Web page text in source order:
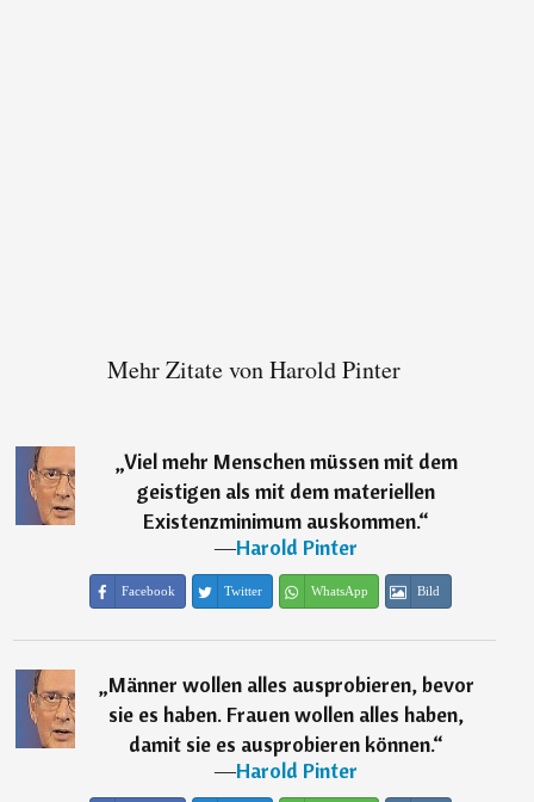
Mehr Zitate von Harold Pinter
„Viel mehr Menschen müssen mit dem
geistigen als mit dem materiellen
Existenzminimum auskommen.“
―Harold Pinter
Facebook Twitter WhatsApp Bild
„Männer wollen alles ausprobieren, bevor
sie es haben. Frauen wollen alles haben,
damit sie es ausprobieren können.“
―Harold Pinter